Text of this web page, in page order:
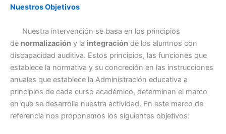
Nuestros Objetivos
Nuestra intervención se basa en los principios
de normalización y la integración de los alumnos con
discapacidad auditiva. Estos principios, las funciones que
establece la normativa y su concreción en las instrucciones
anuales que establece la Administración educativa a
principios de cada curso académico, determinan el marco
en que se desarrolla nuestra actividad. En este marco de
referencia nos proponemos los siguientes objetivos: